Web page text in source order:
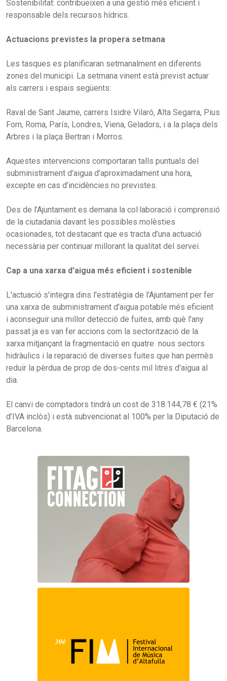
Sostenibilitat: contribueixen a una gestió més eficient i
responsable dels recursos hídrics.
Actuacions previstes la propera setmana
Les tasques es planificaran setmanalment en diferents
zones del municipi. La setmana vinent està previst actuar
als carrers i espais següents:
Raval de Sant Jaume, carrers Isidre Vilaró, Alta Segarra, Pius
Forn, Roma, París, Londres, Viena, Geladors, i a la plaça dels
Arbres i la plaça Bertran i Morros.
Aquestes intervencions comportaran talls puntuals del
subministrament d’aigua d’aproximadament una hora,
excepte en cas d’incidències no previstes.
Des de l’Ajuntament es demana la col·laboració i comprensió
de la ciutadania davant les possibles molèsties
ocasionades, tot destacant que es tracta d’una actuació
necessària per continuar millorant la qualitat del servei.
Cap a una xarxa d’aigua més eficient i sostenible
L'actuació s'integra dins l'estratègia de l'Ajuntament per fer
una xarxa de subministrament d'aigua potable més eficient
i aconseguir una millor detecció de fuites, amb què l'any
passat ja es van fer accions com la sectorització de la
xarxa mitjançant la fragmentació en quatre nous sectors
hidràulics i la reparació de diverses fuites que han permès
reduir la pèrdua de prop de dos-cents mil litres d'aigua al
dia.
El canvi de comptadors tindrà un cost de 318.144,78 € (21%
d’IVA inclòs) i està subvencionat al 100% per la Diputació de
Barcelona.